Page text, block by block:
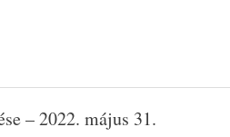
– 2022. május 31.